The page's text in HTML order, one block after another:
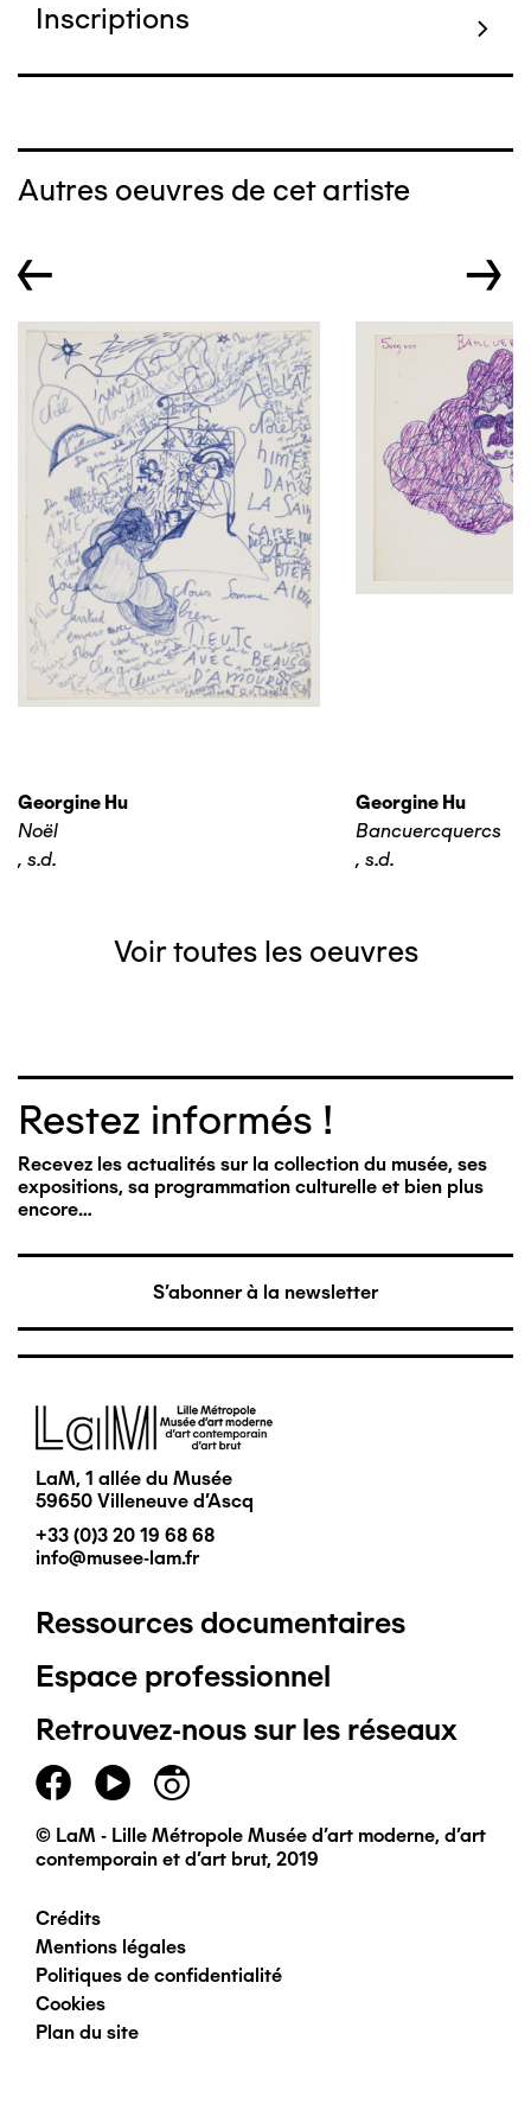
Inscriptions
Autres oeuvres de cet artiste
← →
Georgine Hu
Noël
, s.d.
Georgine Hu
Bancuercquercs
, s.d.
Voir toutes les oeuvres
Restez informés !
Recevez les actualités sur la collection du musée, ses
expositions, sa programmation culturelle et bien plus
encore…
S'abonner à la newsletter
Image
LaM, 1 allée du Musée
59650 Villeneuve d'Ascq
+33 (0)3 20 19 68 68
info@musee-lam.fr
Pied
de
page
principal
Ressources documentaires
Espace professionnel
Retrouvez-nous sur les réseaux
© LaM - Lille Métropole Musée d'art moderne, d'art
contemporain et d'art brut, 2019
Pied
de
page
Crédits
Mentions légales
Politiques de confidentialité
Cookies
Plan du site